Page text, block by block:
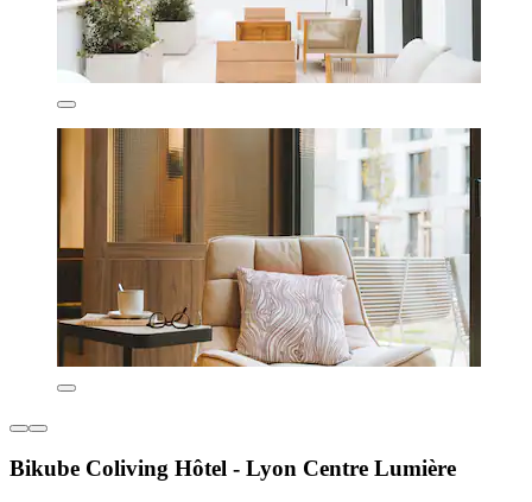
Bikube Coliving Hôtel - Lyon Centre Lumière